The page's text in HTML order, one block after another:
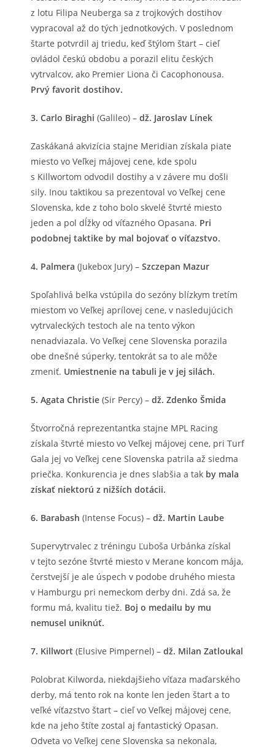
z lotu Filipa Neuberga sa z trojkových dostihov
vypracoval až do tých jednotkových. V poslednom
štarte potvrdil aj triedu, keď štýlom štart – cieľ
ovládol českú obdobu a porazil elitu českých
vytrvalcov, ako Premier Liona či Cacophonousa.
Prvý favorit dostihov.
3. Carlo Biraghi (Galileo) – dž. Jaroslav Línek
Zaskákaná akvizícia stajne Meridian získala piate
miesto vo Veľkej májovej cene, kde spolu
s Killwortom odvodil dostihy a v závere mu došli
sily. Inou taktikou sa prezentoval vo Veľkej cene
Slovenska, kde z toho bolo skvelé štvrté miesto
jeden a pol dĺžky od víťazného Opasana. Pri
podobnej taktike by mal bojovať o víťazstvo.
4. Palmera (Jukebox Jury) – Szczepan Mazur
Spoľahlivá belka vstúpila do sezóny blízkym tretím
miestom vo Veľkej aprílovej cene, v nasledujúcich
vytrvaleckých testoch ale na tento výkon
nenadviazala. Vo Veľkej cene Slovenska porazila
obe dnešné súperky, tentokrát sa to ale môže
zmeniť. Umiestnenie na tabuli je v jej silách.
5. Agata Christie (Sir Percy) – dž. Zdenko Šmida
Štvorročná reprezentantka stajne MPL Racing
získala štvrté miesto vo Veľkej májovej cene, pri Turf
Gala jej vo Veľkej cene Slovenska patrila až siedma
priečka. Konkurencia je dnes slabšia a tak by mala
získať niektorú z nižších dotácii.
6. Barabash (Intense Focus) – dž. Martin Laube
Supervytrvalec z tréningu Ľuboša Urbánka získal
v tejto sezóne štvrté miesto v Merane koncom mája,
čerstvejší je ale úspech v podobe druhého miesta
v Hamburgu pri nemeckom derby dni. Zdá sa, že
formu má, kvalitu tiež. Boj o medailu by mu
nemusel uniknúť.
7. Killwort (Elusive Pimpernel) – dž. Milan Zatloukal
Polobrat Kilworda, niekdajšieho víťaza maďarského
derby, má tento rok na konte len jeden štart a to
veľké víťazstvo štart – cieľ vo Veľkej májovej cene,
kde na jeho štíte zostal aj fantastický Opasan.
Odveta vo Veľkej cene Slovenska sa nekonala,